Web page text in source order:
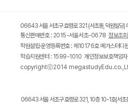
06643 서울 서초구 효령로 321 (서초동, 덕원빌
통신판매번호 : 2015-서울서초-0678 정보조
학원설립·운영등록번호 : 제10176호 메가스터디
학습지원센터 : 1599-1010 개인정보보호책임자
copyrightⓒ2014
06643 서울 서초구 효령로 321, 10층 10-1호(서